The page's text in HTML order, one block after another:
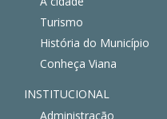
Turismo
História do Município
Conheça Viana
INSTITUCIONAL
Administração